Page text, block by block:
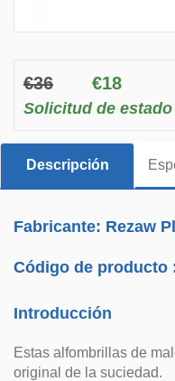
€36 €18
Solicitud de
Descripción
Fabricante: Rezaw
Código de producto
Introducción
Estas alfombrillas de
original de la suciedad.